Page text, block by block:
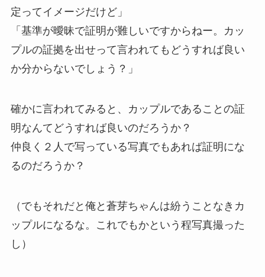
定ってイメージだけど」
「基準が曖昧で証明が難しいですからねー。カッ
プルの証拠を出せって言われてもどうすれば良い
か分からないでしょう？」
確かに言われてみると、カップルであることの証
明なんてどうすれば良いのだろうか？
仲良く２人で写っている写真でもあれば証明にな
るのだろうか？
（でもそれだと俺と蒼芽ちゃんは紛うことなきカ
ップルになるな。これでもかという程写真撮った
し）